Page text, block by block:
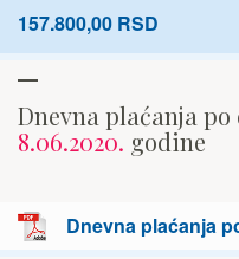
157.800,00 RSD
Dnevna plaćanja
8.06.2020. godine
Dnevna plaćanja